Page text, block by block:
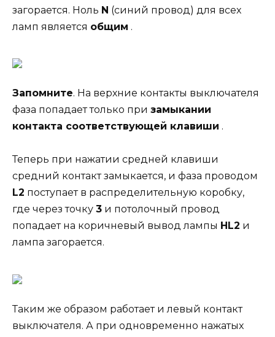
загорается. Ноль N (синий провод) для всех
ламп является общим .
Запомните. На верхние контакты выключателя
фаза попадает только при замыкании
контакта соответствующей клавиши .
Теперь при нажатии средней клавиши
средний контакт замыкается, и фаза проводом
L2 поступает в распределительную коробку,
где через точку 3 и потолочный провод
попадает на коричневый вывод лампы HL2 и
лампа загорается.
Таким же образом работает и левый контакт
выключателя. А при одновременно нажатых